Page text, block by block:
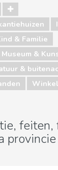
& Familie
Museum &
&
feiten,
provincie